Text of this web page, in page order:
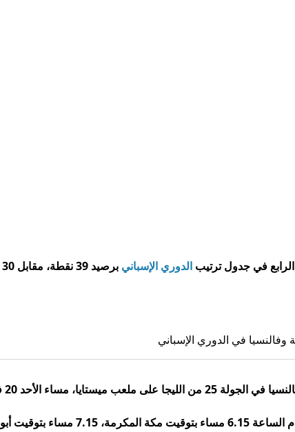
في جدول ترتيب الدوري الإسباني
وفالنسيا في الدوري الإسباني
ميستايا، مساء الأحد 20 فبراير/ شباط 2022.
مساء بتوقيت أبوظبي.